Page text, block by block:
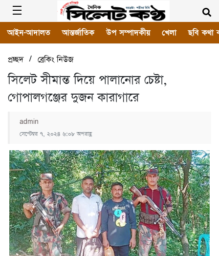
আইন-আদালত আন্তর্জাতিক উপ সম্পাদকীয় খেলা ছবি কথা
প্রচ্ছদ/ ব্রেকিং নিউজ
সিলেট সীমান্ত দিয়ে পালানোর চেষ্টা,
গোপালগঞ্জের দুজন কারাগারে
admin
সেপ্টেম্বর ৭, ২০২৪ ৬:০৮ অপরাহ্ণ